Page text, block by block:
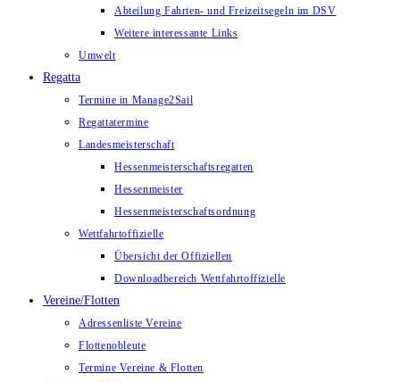
Abteilung Fahrten- und Freizeitsegeln im DSV
Weitere interessante Links
Umwelt
Regatta
Termine in Manage2Sail
Regattatermine
Landesmeisterschaft
Hessenmeisterschaftsregatten
Hessenmeister
Hessenmeisterschaftsordnung
Wettfahrtoffizielle
Übersicht der Offiziellen
Downloadbereich Wettfahrtoffizielle
Vereine/Flotten
Adressenliste Vereine
Flottenobleute
Termine Vereine & Flotten